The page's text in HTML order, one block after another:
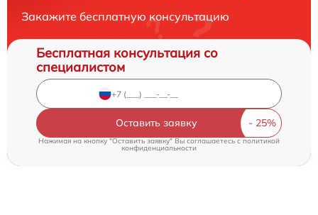
Закажите бесплатную консультацию
Бесплатная консультация со
специалистом
Оставить заявку
Нажимая на кнопку "Оставить заявку" Вы соглашаетесь c политикой
конфиденциальности